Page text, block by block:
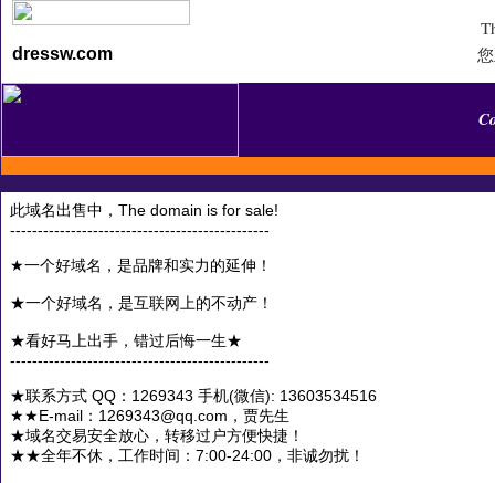
dressw.com
此域名出售中，The domain is for sale!
-----------------------------------------------
★一个好域名，是品牌和实力的延伸！
★一个好域名，是互联网上的不动产！
★看好马上出手，错过后悔一生★
-----------------------------------------------
★联系方式 QQ：1269343 手机(微信): 13603534516
★★E-mail：1269343@qq.com，贾先生
★域名交易安全放心，转移过户方便快捷！
★★全年不休，工作时间：7:00-24:00，非诚勿扰！